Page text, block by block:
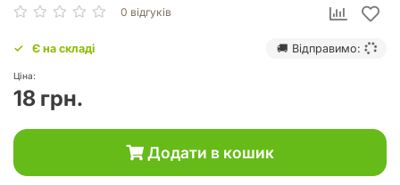
0 відгуків
Є на складі 🚚 Відправимо:
Ціна:
18 грн.
Додати в кошик